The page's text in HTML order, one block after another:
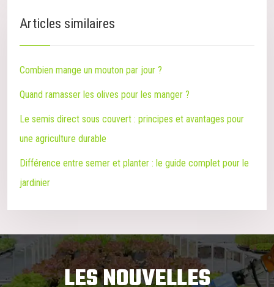
Articles similaires
Combien mange un mouton par jour ?
Quand ramasser les olives pour les manger ?
Le semis direct sous couvert : principes et avantages pour
une agriculture durable
Différence entre semer et planter : le guide complet pour le
jardinier
LES NOUVELLES